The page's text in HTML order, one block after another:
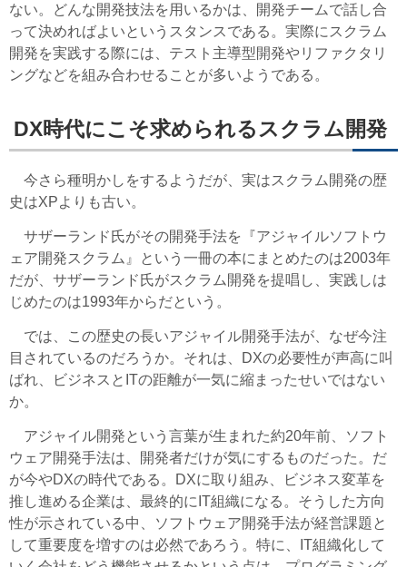
ない。どんな開発技法を用いるかは、開発チームで話し合
って決めればよいというスタンスである。実際にスクラム
開発を実践する際には、テスト主導型開発やリファクタリ
ングなどを組み合わせることが多いようである。
DX時代にこそ求められるスクラム開発
今さら種明かしをするようだが、実はスクラム開発の歴
史はXPよりも古い。
サザーランド氏がその開発手法を『アジャイルソフトウ
ェア開発スクラム』という一冊の本にまとめたのは2003年
だが、サザーランド氏がスクラム開発を提唱し、実践しは
じめたのは1993年からだという。
では、この歴史の長いアジャイル開発手法が、なぜ今注
目されているのだろうか。それは、DXの必要性が声高に叫
ばれ、ビジネスとITの距離が一気に縮まったせいではない
か。
アジャイル開発という言葉が生まれた約20年前、ソフト
ウェア開発手法は、開発者だけが気にするものだった。だ
が今やDXの時代である。DXに取り組み、ビジネス変革を
推し進める企業は、最終的にIT組織になる。そうした方向
性が示されている中、ソフトウェア開発手法が経営課題と
して重要度を増すのは必然であろう。特に、IT組織化して